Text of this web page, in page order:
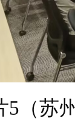
5（苏